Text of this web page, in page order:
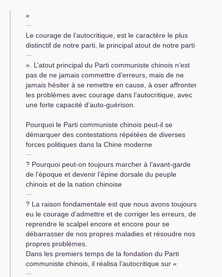
«
Le courage de l’autocritique, est le caractère le plus
distinctif de notre parti, le principal atout de notre parti
». L’atout principal du Parti communiste chinois n’est
pas de ne jamais commettre d’erreurs, mais de ne
jamais hésiter à se remettre en cause, à oser affronter
les problèmes avec courage dans l’autocritique, avec
une forte capacité d’auto-guérison.
Pourquoi le Parti communiste chinois peut-il se
démarquer des contestations répétées de diverses
forces politiques dans la Chine moderne
? Pourquoi peut-on toujours marcher à l’avant-garde
de l’époque et devenir l’épine dorsale du peuple
chinois et de la nation chinoise
? La raison fondamentale est que nous avons toujours
eu le courage d’admettre et de corriger les erreurs, de
reprendre le scalpel encore et encore pour se
débarrasser de nos propres maladies et résoudre nos
propres problèmes.
Dans les premiers temps de la fondation du Parti
communiste chinois, il réalisa l’autocritique sur «